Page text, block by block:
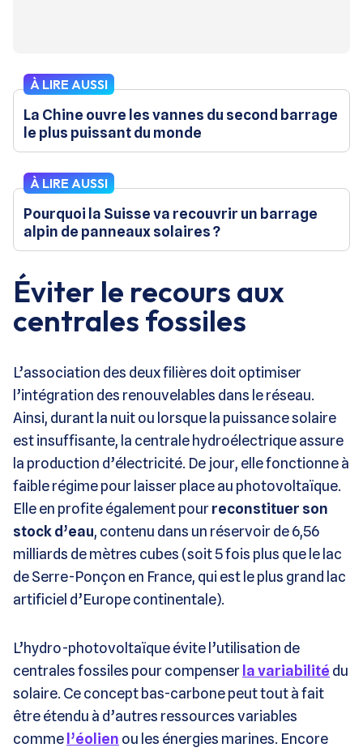
À LIRE AUSSI
La Chine ouvre les vannes du second barrage
le plus puissant du monde
À LIRE AUSSI
Pourquoi la Suisse va recouvrir un barrage
alpin de panneaux solaires ?
Éviter le recours aux
centrales fossiles
L’association des deux filières doit optimiser
l’intégration des renouvelables dans le réseau.
Ainsi, durant la nuit ou lorsque la puissance solaire
est insuffisante, la centrale hydroélectrique assure
la production d’électricité. De jour, elle fonctionne à
faible régime pour laisser place au photovoltaïque.
Elle en profite également pourreconstituer son
stock d’eau, contenu dans un réservoir de 6,56
milliards de mètres cubes (soit 5 fois plus que le lac
de Serre-Ponçon en France, qui est le plus grand lac
artificiel d’Europe continentale).
L’hydro-photovoltaïque évite l’utilisation de
centrales fossiles pour compenser la variabilité du
solaire. Ce concept bas-carbone peut tout à fait
être étendu à d’autres ressources variables
comme l’éolien ou les énergies marines. Encore